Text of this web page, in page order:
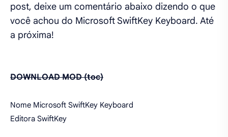
post, deixe um comentário abaixo dizendo o que
você achou do Microsoft SwiftKey Keyboard. Até
a próxima!
DOWNLOAD MOD (toc)
Nome Microsoft SwiftKey Keyboard
Editora SwiftKey